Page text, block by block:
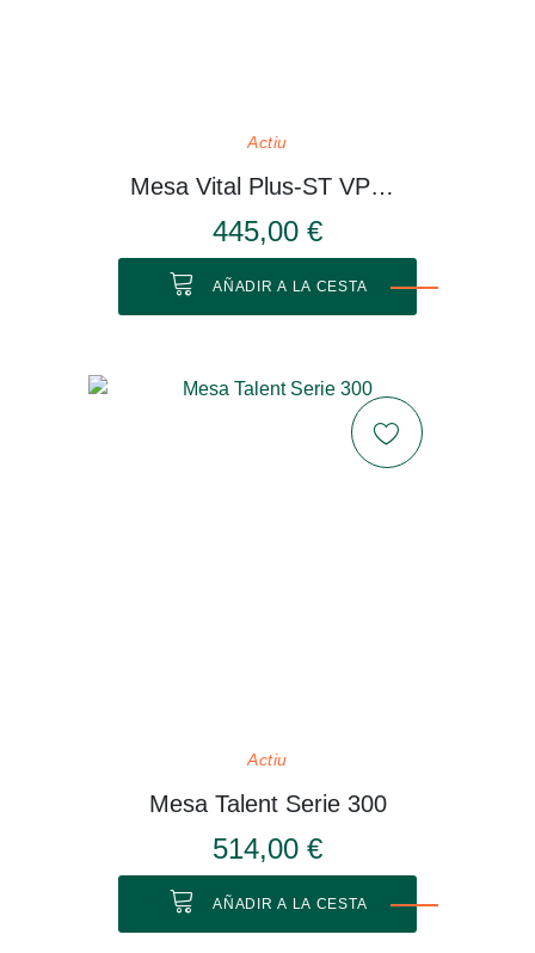
Actiu
Mesa Vital Plus-ST VP514
445,00 €
AÑADIR A LA CESTA
Actiu
Mesa Talent Serie 300
514,00 €
AÑADIR A LA CESTA